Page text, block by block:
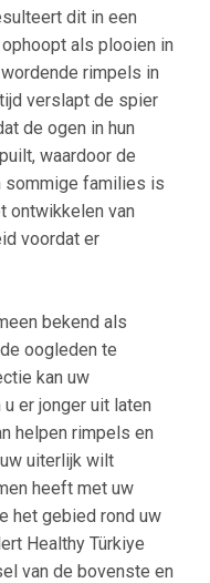
dit in een
als plooien in
rimpels in
verslapt de spier
de ogen in hun
waardoor de
sommige families is
ontwikkelen van
voordat er
bekend als
oogleden te
kan uw
er jonger uit laten
helpen rimpels en
uiterlijk wilt
heeft met uw
het gebied rond uw
Healthy Türkiye
van de bovenste en